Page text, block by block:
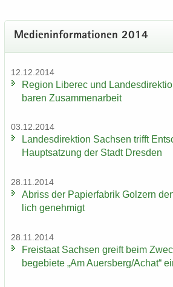
Me­di­en­in­for­ma­tio­nen 2014
12.12.2014
Re­gi­on Li­be­rec und
ba­ren Zu­sam­men­ar­beit
03.12.2014
Lan­des­di­rek­ti­on Sach­sen trifft
Haupt­sat­zung der Stadt Dres­den
28.11.2014
Ab­riss der Pa­pier­fa­brik Golz­ern
lich ge­neh­migt
28.11.2014
Frei­staat Sach­sen greift beim
be­ge­bie­te „Am Au­ers­berg/Achat“